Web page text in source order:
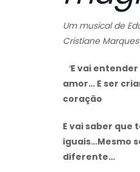
Um musical de
Cristiane Marques
“E vai
amor… E ser
coração
E vai saber que
iguais…Mesmo
diferente…